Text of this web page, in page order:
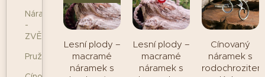
Náramky
-
ZVĚROKRUH
Pružné
Lesní plody –
macramé
náramek s
Lesní plody –
macramé
náramek s
Cínovaný
náramek s
rodochrozitem